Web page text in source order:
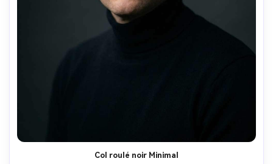
Col roulé noir Minimal